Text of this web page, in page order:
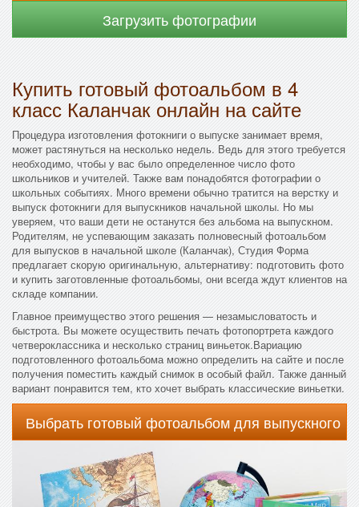
Загрузить фотографии
Купить готовый фотоальбом в 4
класс Каланчак онлайн на сайте
Процедура изготовления фотокниги о выпуске занимает время,
может растянуться на несколько недель. Ведь для этого требуется
необходимо, чтобы у вас было определенное число фото
школьников и учителей. Также вам понадобятся фотографии о
школьных событиях. Много времени обычно тратится на верстку и
выпуск фотокниги для выпускников начальной школы. Но мы
уверяем, что ваши дети не останутся без альбома на выпускном.
Родителям, не успевающим заказать полновесный фотоальбом
для выпусков в начальной школе (Каланчак), Студия Форма
предлагает скорую оригинальную, альтернативу: подготовить фото
и купить заготовленные фотоальбомы, они всегда ждут клиентов на
складе компании.
Главное преимущество этого решения — незамысловатость и
быстрота. Вы можете осуществить печать фотопортрета каждого
четвероклассника и несколько страниц виньеток.Вариацию
подготовленного фотоальбома можно определить на сайте и после
получения поместить каждый снимок в особый файл. Также данный
вариант понравится тем, кто хочет выбрать классические виньетки.
Выбрать готовый фотоальбом для выпускного